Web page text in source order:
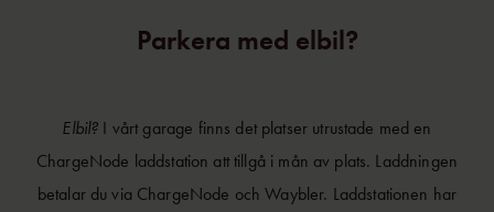
Parkera med elbil?
Elbil? I vårt garage finns det platser utrustade med en
ChargeNode laddstation att tillgå i mån av plats. Laddningen
betalar du via ChargeNode och Waybler. Laddstationen har